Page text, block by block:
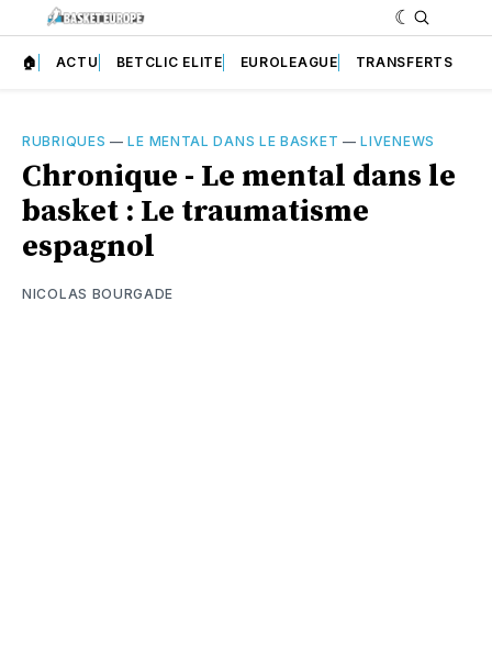
🏠 ACTU BETCLIC ELITE EUROLEAGUE TRANSFERTS
RUBRIQUES —LE MENTAL DANS LE BASKET —LIVENEWS
Chronique - Le mental dans le
basket : Le traumatisme
espagnol
NICOLAS BOURGADE